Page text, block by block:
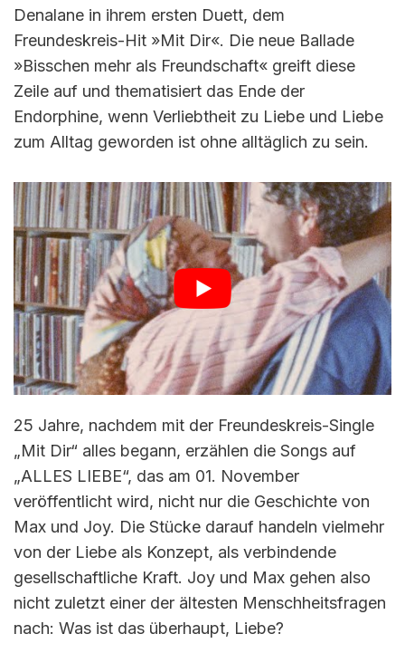
Denalane in ihrem ersten Duett, dem
Freundeskreis-Hit »Mit Dir«. Die neue Ballade
»Bisschen mehr als Freundschaft« greift diese
Zeile auf und thematisiert das Ende der
Endorphine, wenn Verliebtheit zu Liebe und Liebe
zum Alltag geworden ist ohne alltäglich zu sein.
25 Jahre, nachdem mit der Freundeskreis-Single
„Mit Dir“ alles begann, erzählen die Songs auf
„ALLES LIEBE“, das am 01. November
veröffentlicht wird, nicht nur die Geschichte von
Max und Joy. Die Stücke darauf handeln vielmehr
von der Liebe als Konzept, als verbindende
gesellschaftliche Kraft. Joy und Max gehen also
nicht zuletzt einer der ältesten Menschheitsfragen
nach: Was ist das überhaupt, Liebe?